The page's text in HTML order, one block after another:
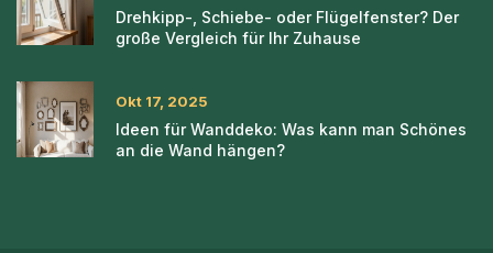
Drehkipp-, Schiebe- oder Flügelfenster? Der
große Vergleich für Ihr Zuhause
Okt 17, 2025
Ideen für Wanddeko: Was kann man Schönes
an die Wand hängen?